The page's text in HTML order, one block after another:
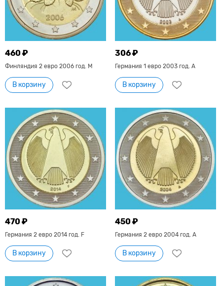
460 ₽
Финляндия 2 евро 2006 год. М
В корзину
306 ₽
Германия 1 евро 2003 год. А
В корзину
470 ₽
Германия 2 евро 2014 год. F
В корзину
450 ₽
Германия 2 евро 2004 год. А
В корзину